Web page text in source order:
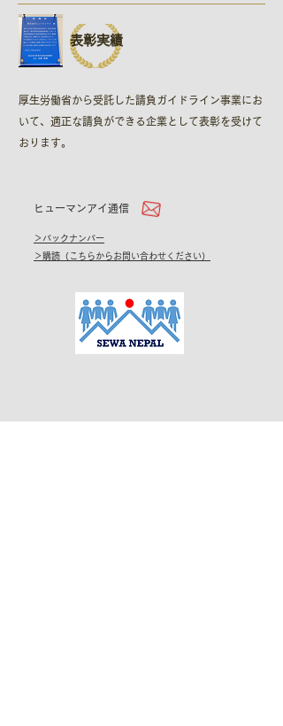
表彰実績
厚生労働省から受託した請負ガイドライン事業にお
いて、適正な請負ができる企業として表彰を受けて
おります。
ヒューマンアイ通信
＞バックナンバー
＞購読（こちらからお問い合わせください）